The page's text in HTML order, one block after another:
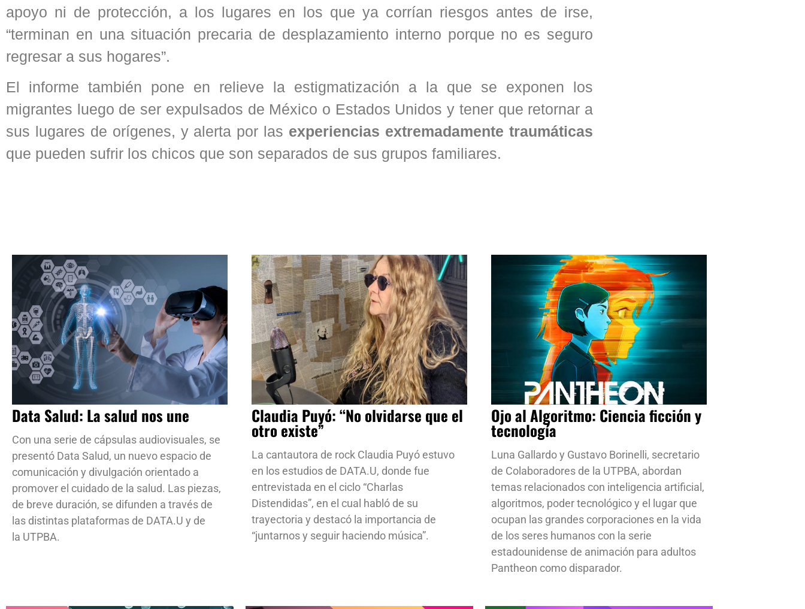
apoyo ni de protección, a los lugares en los que ya corrían riesgos antes de irse,
“terminan en una situación precaria de desplazamiento interno porque no es seguro
regresar a sus hogares”.
El informe también pone en relieve la estigmatización a la que se exponen los
migrantes luego de ser expulsados de México o Estados Unidos y tener que retornar a
sus lugares de orígenes, y alerta por las experiencias extremadamente traumáticas
que pueden sufrir los chicos que son separados de sus grupos familiares.
Data Salud: La salud nos une
Con una serie de cápsulas audiovisuales, se
presentó Data Salud, un nuevo espacio de
comunicación y divulgación orientado a
promover el cuidado de la salud. Las piezas,
de breve duración, se difunden a través de
las distintas plataformas de DATA.U y de
la UTPBA.
Claudia Puyó: “No olvidarse que el
otro existe”
La cantautora de rock Claudia Puyó estuvo
en los estudios de DATA.U, donde fue
entrevistada en el ciclo “Charlas
Distendidas”, en el cual habló de su
trayectoria y destacó la importancia de
“juntarnos y seguir haciendo música”.
Ojo al Algoritmo: Ciencia ficción y
tecnología
Luna Gallardo y Gustavo Borinelli, secretario
de Colaboradores de la UTPBA, abordan
temas relacionados con inteligencia artificial,
algoritmos, poder tecnológico y el lugar que
ocupan las grandes corporaciones en la vida
de los seres humanos con la serie
estadounidense de animación para adultos
Pantheon como disparador.